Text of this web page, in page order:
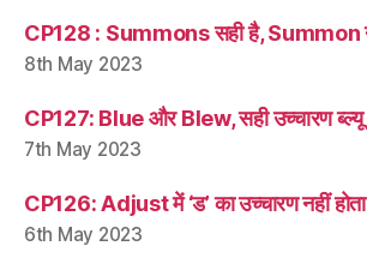
CP128 : Summons सही है, Summon
8th May 2023
CP127: Blue और Blew, सही उच्चारण ब्ल्यू
7th May 2023
CP126: Adjust में ‘ड’ का उच्चारण नहीं होता
6th May 2023